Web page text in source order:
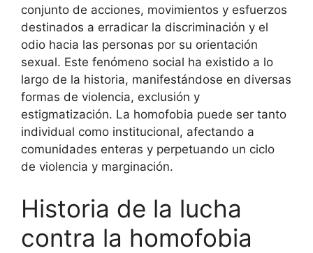
conjunto de acciones, movimientos y esfuerzos
destinados a erradicar la discriminación y el
odio hacia las personas por su orientación
sexual. Este fenómeno social ha existido a lo
largo de la historia, manifestándose en diversas
formas de violencia, exclusión y
estigmatización. La homofobia puede ser tanto
individual como institucional, afectando a
comunidades enteras y perpetuando un ciclo
de violencia y marginación.
Historia de la lucha
contra la homofobia